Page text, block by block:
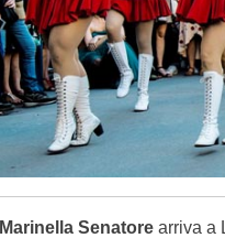
Marinella Senatore arriva a